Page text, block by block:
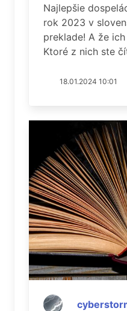
Najlepšie
rok 2023 v
preklade! A že
Ktoré z nich ste
18.01.2024 10:01